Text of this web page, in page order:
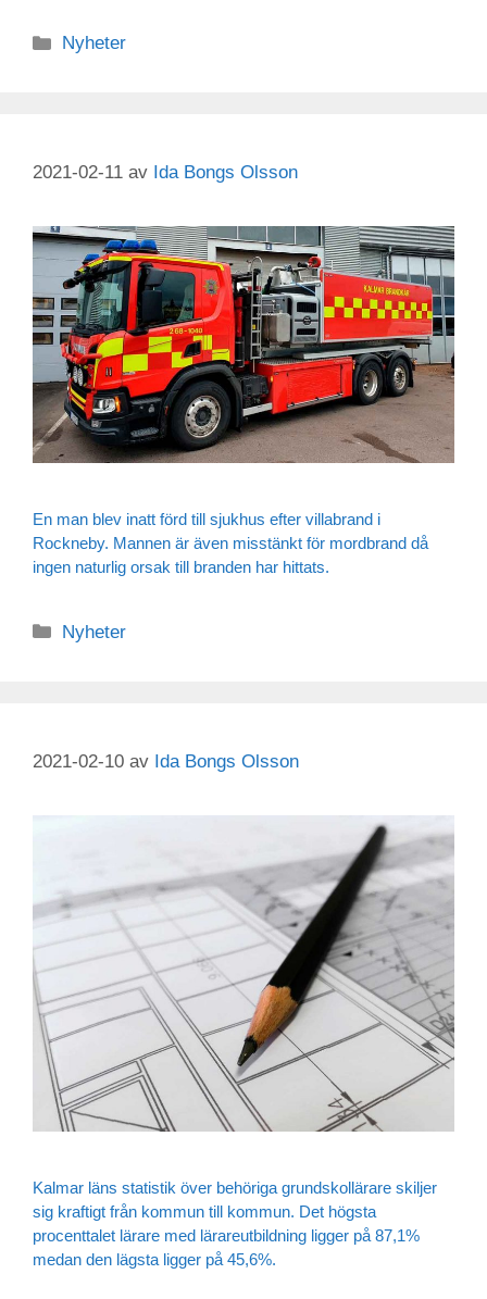
Nyheter
2021-02-11 av Ida Bongs Olsson
En man blev inatt förd till sjukhus efter villabrand i
Rockneby. Mannen är även misstänkt för mordbrand då
ingen naturlig orsak till branden har hittats.
Nyheter
2021-02-10 av Ida Bongs Olsson
Kalmar läns statistik över behöriga grundskollärare skiljer
sig kraftigt från kommun till kommun. Det högsta
procenttalet lärare med lärareutbildning ligger på 87,1%
medan den lägsta ligger på 45,6%.